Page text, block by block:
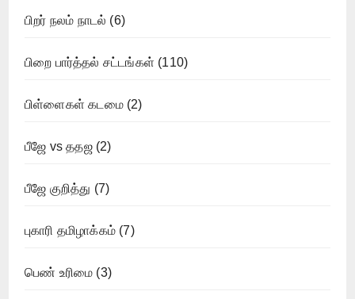
பிறர் நலம் நாடல் (6)
பிறை பார்த்தல் சட்டங்கள் (110)
பிள்ளைகள் கடமை(2)
பீஜே vs ததஜ(2)
பீஜே குறித்து (7)
புகாரி தமிழாக்கம் (7)
பெண் உரிமை (3)